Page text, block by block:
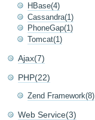
HBase(4)
Cassandra(1)
PhoneGap(1)
Tomcat(1)
Ajax(7)
PHP(22)
Zend Framework(8)
Web Service(3)